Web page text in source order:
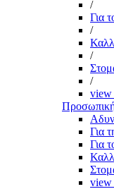
/
Για
/
/
/
view
Για
Για
view